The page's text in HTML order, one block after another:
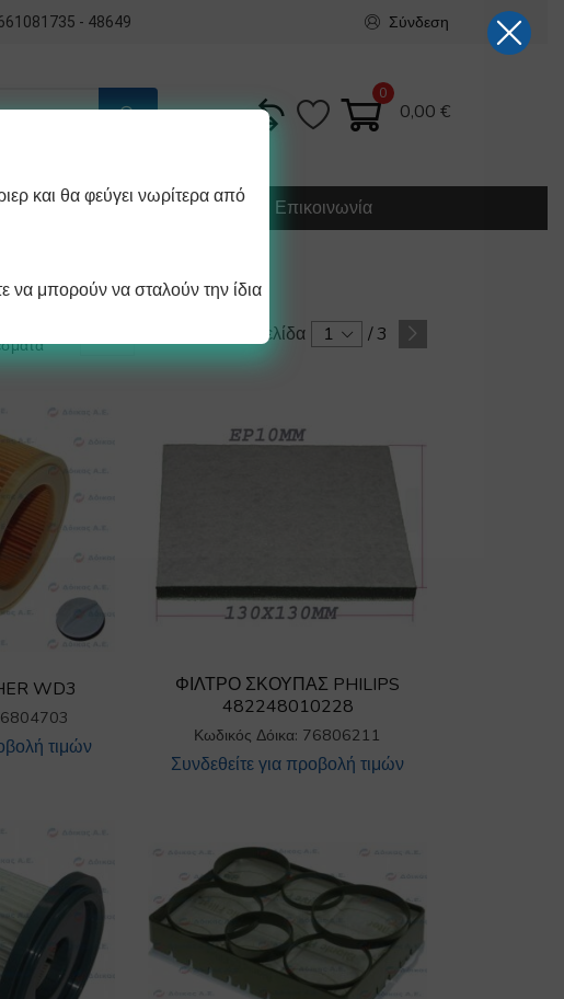
- 48649 Σύνδεση
0
0,00€
Κατασκευή Οδηγίες Επικοινωνία
Σελίδα 1 /3
WD3
τιμών
ΦΙΛΤΡΟ ΣΚΟΥΠΑΣ PHILIPS
482248010228
Κωδικός Δόικα: 76806211
Συνδεθείτε για προβολή τιμών
και θα φεύγει νωρίτερα από
μπορούν να σταλούν την ίδια